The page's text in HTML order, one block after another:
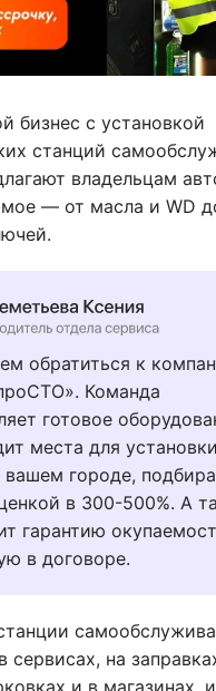
бизнес с установкой
станций
владельцам
— от масла и WD
обратиться к
Команда
готовое
места для установки
вашем городе,
в 300-500%. А
гарантию
в договоре.
сервисах, на